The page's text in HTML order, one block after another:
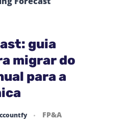
guia
migrar do
para a
FP&A